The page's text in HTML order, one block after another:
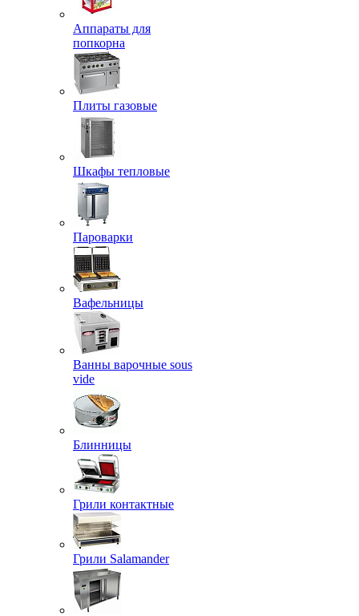
Аппараты для
попкорна
Плиты газовые
Шкафы тепловые
Пароварки
Вафельницы
Ванны варочные sous
vide
Блинницы
Грили контактные
Грили Salamander